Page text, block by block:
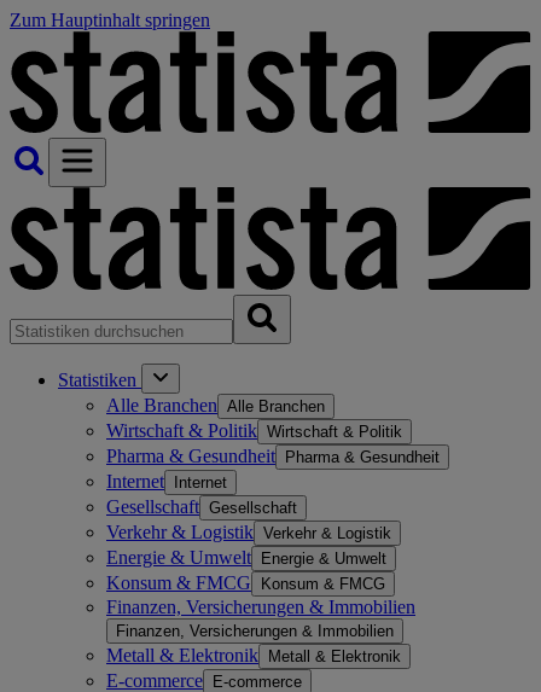
Zum Hauptinhalt springen
Statistiken
Alle Branchen Alle Branchen
Wirtschaft & Politik Wirtschaft & Politik
Pharma & Gesundheit Pharma & Gesundheit
Internet Internet
Gesellschaft Gesellschaft
Verkehr & Logistik Verkehr & Logistik
Energie & Umwelt Energie & Umwelt
Konsum & FMCG Konsum & FMCG
Finanzen, Versicherungen & Immobilien
Finanzen, Versicherungen & Immobilien
Metall & Elektronik Metall & Elektronik
E-commerce E-commerce